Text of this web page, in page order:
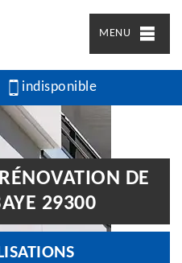
MENU
indisponible
DE
29300